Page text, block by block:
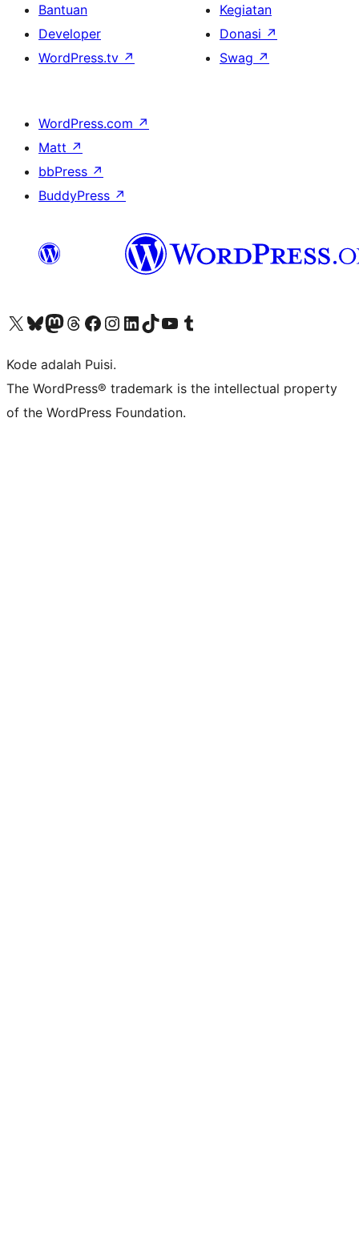
Bantuan
Developer
WordPress.tv ↗
Kegiatan
Donasi ↗
Swag ↗
WordPress.com ↗
Matt ↗
bbPress ↗
BuddyPress ↗
Kunjungi akun X (sebelumnya Twitter) kamiVisit our Bluesky account
Kunjungi akun Mastodon kami
Visit our Threads account
Kunjungi halaman Facebook kamiKunjungi akun Instagram kamiKunjungi akun LinkedIn kami
Visit our TikTok account
Kunjungi channel YouTube kamiVisit our Tumblr account
Kode adalah Puisi.
The WordPress® trademark is the intellectual property
of the WordPress Foundation.